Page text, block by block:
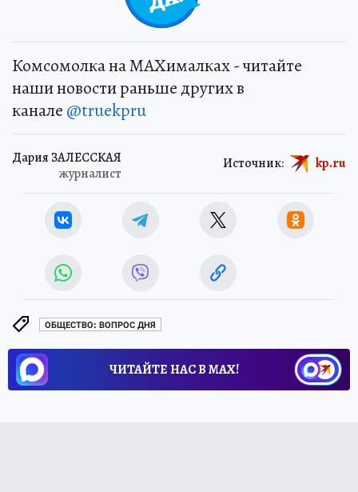
Комсомолка на MAXималках - читайте
наши новости раньше других в
канале @truekpru
Дария ЗАЛЕССКАЯ
журналист
Источник: kp.ru
ОБЩЕСТВО: ВОПРОС ДНЯ
ЧИТАЙТЕ НАС В МАХ!